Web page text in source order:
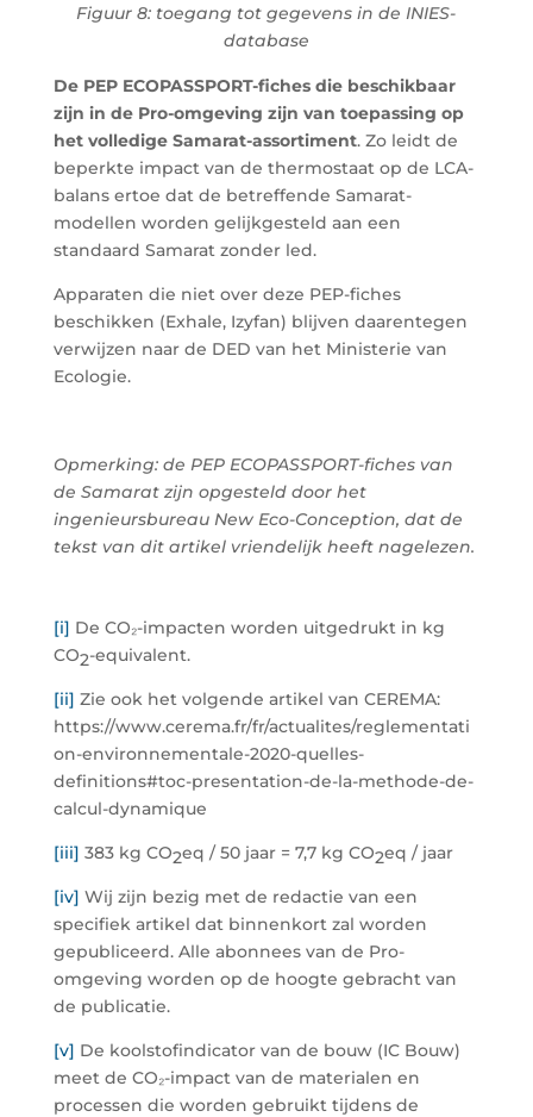
Figuur 8: toegang tot gegevens in de INIES-
database
De PEP ECOPASSPORT-fiches die beschikbaar
zijn in de Pro-omgeving zijn van toepassing op
het volledige Samarat-assortiment. Zo leidt de
beperkte impact van de thermostaat op de LCA-
balans ertoe dat de betreffende Samarat-
modellen worden gelijkgesteld aan een
standaard Samarat zonder led.
Apparaten die niet over deze PEP-fiches
beschikken (Exhale, Izyfan) blijven daarentegen
verwijzen naar de DED van het Ministerie van
Ecologie.
Opmerking: de PEP ECOPASSPORT-fiches van
de Samarat zijn opgesteld door het
ingenieursbureau New Eco-Conception, dat de
tekst van dit artikel vriendelijk heeft nagelezen.
[i] De CO₂-impacten worden uitgedrukt in kg
CO2-equivalent.
[ii] Zie ook het volgende artikel van CEREMA:
https://www.cerema.fr/fr/actualites/reglementati
on-environnementale-2020-quelles-
definitions#toc-presentation-de-la-methode-de-
calcul-dynamique
[iii] 383 kg CO2eq / 50 jaar = 7,7 kg CO2eq / jaar
[iv] Wij zijn bezig met de redactie van een
specifiek artikel dat binnenkort zal worden
gepubliceerd. Alle abonnees van de Pro-
omgeving worden op de hoogte gebracht van
de publicatie.
[v] De koolstofindicator van de bouw (IC Bouw)
meet de CO₂-impact van de materialen en
processen die worden gebruikt tijdens de